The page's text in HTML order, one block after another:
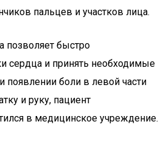
пальцев и участков лица.
позволяет быстро
сердца и принять необходимые
боли в левой части
и руку, пациент
в медицинское учреждение.